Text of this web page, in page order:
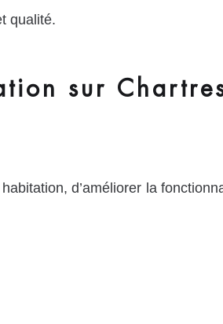
qualité.
sur
d’améliorer la